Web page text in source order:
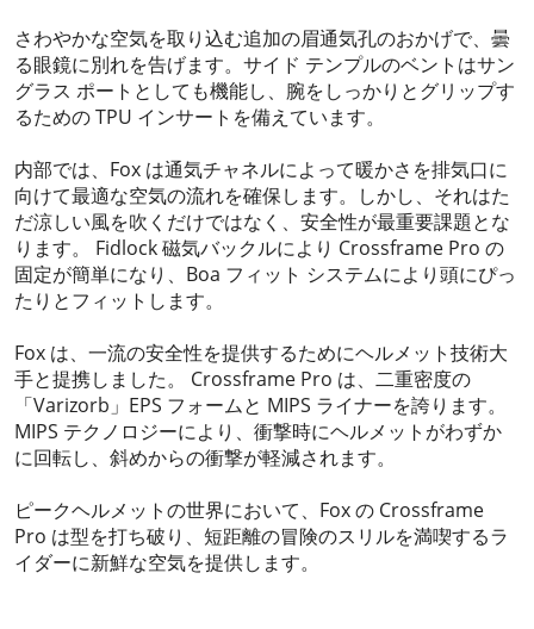
さわやかな空気を取り込む追加の眉通気孔のおかげで、曇
る眼鏡に別れを告げます。サイド テンプルのベントはサン
グラス ポートとしても機能し、腕をしっかりとグリップす
るための TPU インサートを備えています。
内部では、Fox は通気チャネルによって暖かさを排気口に
向けて最適な空気の流れを確保します。しかし、それはた
だ涼しい風を吹くだけではなく、安全性が最重要課題とな
ります。 Fidlock 磁気バックルにより Crossframe Pro の
固定が簡単になり、Boa フィット システムにより頭にぴっ
たりとフィットします。
Fox は、一流の安全性を提供するためにヘルメット技術大
手と提携しました。 Crossframe Pro は、二重密度の
「Varizorb」EPS フォームと MIPS ライナーを誇ります。
MIPS テクノロジーにより、衝撃時にヘルメットがわずか
に回転し、斜めからの衝撃が軽減されます。
ピークヘルメットの世界において、Fox の Crossframe
Pro は型を打ち破り、短距離の冒険のスリルを満喫するラ
イダーに新鮮な空気を提供します。